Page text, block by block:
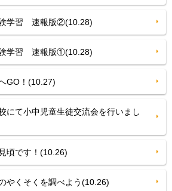
学習 速報版②(10.28)
学習 速報版①(10.28)
GO！(10.27)
にて小中児童生徒交流会を行いまし
頃です！(10.26)
くそくを調べよう(10.26)